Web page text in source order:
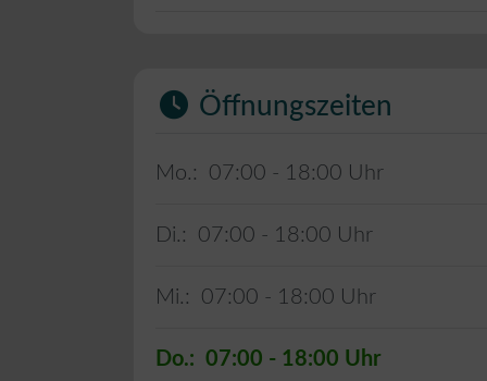
Öffnungszeiten
Mo.: 07:00 - 18:00
Di.: 07:00 - 18:00
Mi.: 07:00 - 18:00
Do.: 07:00 - 18:00